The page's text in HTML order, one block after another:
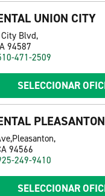
UNION CITY
Blvd,
94587
471-2509
SELECCIONAR
PLEASANTON
94566
249-9410
SELECCIONAR